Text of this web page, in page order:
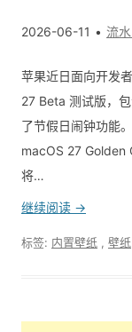
2026-06-11 流水
苹果近日面向开发
27 Beta 测试版，
了节假日闹钟功能
macOS 27 Golden
将…
继续阅读 →
标签: 内置壁纸 壁纸